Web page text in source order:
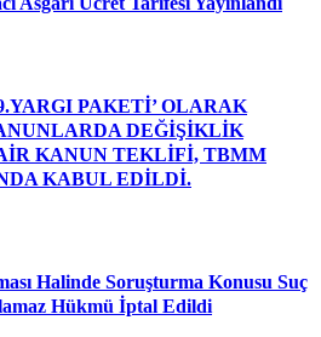
PAKETİ’ OLARAK
DEĞİŞİKLİK
KANUN TEKLİFİ, TBMM
KABUL EDİLDİ.
Halinde Soruşturma Konusu Suç
Hükmü İptal Edildi